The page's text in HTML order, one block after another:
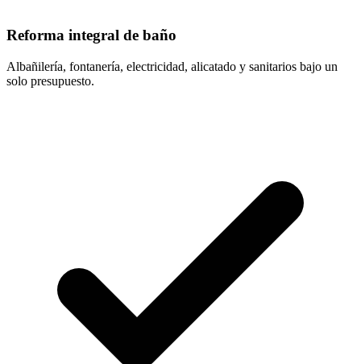
Reforma integral de baño
Albañilería, fontanería, electricidad, alicatado y sanitarios bajo un
solo presupuesto.